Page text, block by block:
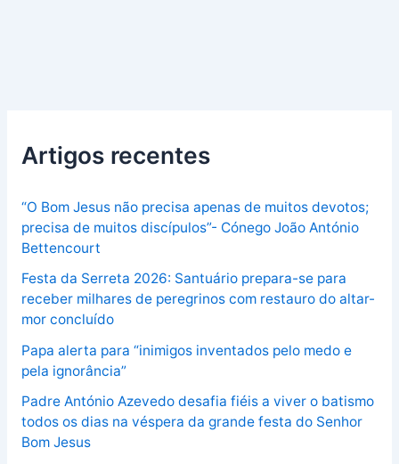
Artigos recentes
“O Bom Jesus não precisa apenas de muitos devotos;
precisa de muitos discípulos”- Cónego João António
Bettencourt
Festa da Serreta 2026: Santuário prepara-se para
receber milhares de peregrinos com restauro do altar-
mor concluído
Papa alerta para “inimigos inventados pelo medo e
pela ignorância”
Padre António Azevedo desafia fiéis a viver o batismo
todos os dias na véspera da grande festa do Senhor
Bom Jesus